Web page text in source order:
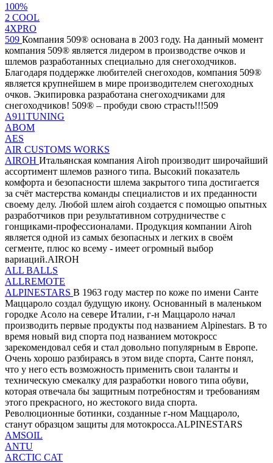
100%
2 СOOL
4XPRO
509 Компания 509® основана в 2003 году. На данный момент
компания 509® является лидером в производстве очков и
шлемов разработанных специально для снегоходчиков.
Благодаря поддержке любителей снегоходов, компания 509®
является крупнейшем в мире производителем снегоходных
очков. Экипировка разработана снегоходчиками для
снегоходчиков! 509® – пробуди свою страсть!!!509
A911TUNING
ABOM
AES
AIR CUSTOMS WORKS
AIROH Итальянская компания Airoh производит широчайший
ассортимент шлемов разного типа. Высокий показатель
комфорта и безопасности шлема закрытого типа достигается
за счёт мастерства команды специалистов и их преданности
своему делу. Любой шлем airoh создается с помощью опытных
разработчиков при результативном сотрудничестве с
гонщиками-профессионалами. Продукция компании Airoh
является одной из самых безопасных и легких в своём
сегменте, плюс ко всему - имеет огромный выбор
вариаций.AIROH
ALL BALLS
ALLREMOTE
ALPINESTARS В 1963 году мастер по коже по имени Санте
Маццароло создал будущую икону. Основанный в маленьком
городке Асоло на севере Италии, г-н Маццароло начал
производить первые продукты под названием Alpinestars. В то
время новый вид спорта под названием мотокросс
зарекомендовал себя и стал довольно популярным в Европе.
Очень хорошо разбираясь в этом виде спорта, Санте понял,
что у него есть возможность применить свои таланты и
техническую смекалку для разработки нового типа обуви,
которая отвечала бы защитным потребностям и требованиям
этого прекрасного, но жестокого вида спорта.
Революционные ботинки, созданные г-ном Маццароло,
станут образцом защиты для мотокросса.ALPINESTARS
AMSOIL
ANTU
ARCTIC CAT